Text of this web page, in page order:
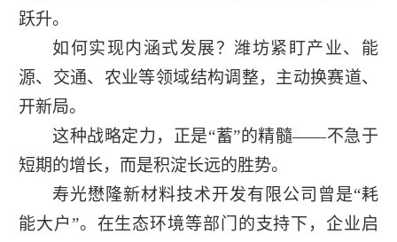
跃升。
如何实现内涵式发展？潍坊紧盯产业、能
源、交通、农业等领域结构调整，主动换赛道、
开新局。
这种战略定力，正是“蓄”的精髓——不急于
短期的增长，而是积淀长远的胜势。
寿光懋隆新材料技术开发有限公司曾是“耗
能大户”。在生态环境等部门的支持下，企业启